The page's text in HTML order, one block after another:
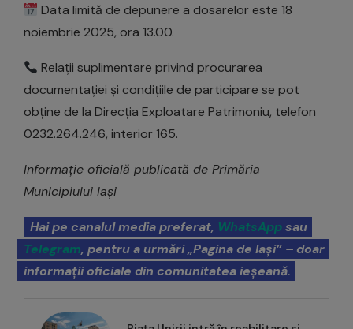
Data limită de depunere a dosarelor este 18
noiembrie 2025, ora 13.00.
Relații suplimentare privind procurarea
documentației și condițiile de participare se pot
obține de la Direcția Exploatare Patrimoniu, telefon
0232.264.246, interior 165.
Informație oficială publicată de Primăria
Municipiului Iași
Hai pe canalul media preferat, WhatsAppsau
Telegram, pentru a urmări „Pagina de Iași” – doar
informații oficiale din comunitatea ieșeană.